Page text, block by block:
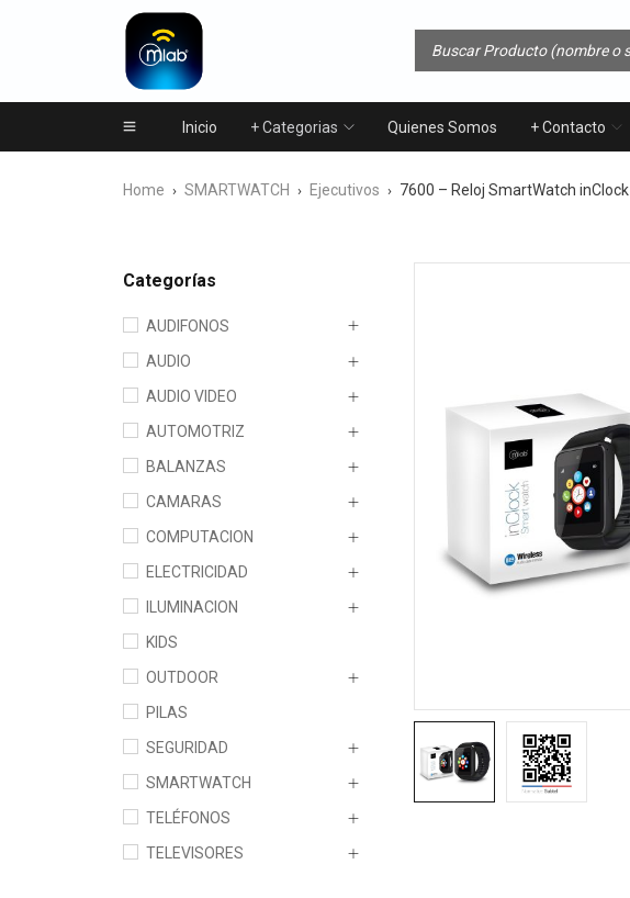
Inicio + Categorias Quienes Somos + Contacto
Home › SMARTWATCH › Ejecutivos › 7600 – Reloj SmartWatch inClock
Categorías
AUDIFONOS
AUDIO
AUDIO VIDEO
AUTOMOTRIZ
BALANZAS
CAMARAS
COMPUTACION
ELECTRICIDAD
ILUMINACION
KIDS
OUTDOOR
PILAS
SEGURIDAD
SMARTWATCH
TELÉFONOS
TELEVISORES